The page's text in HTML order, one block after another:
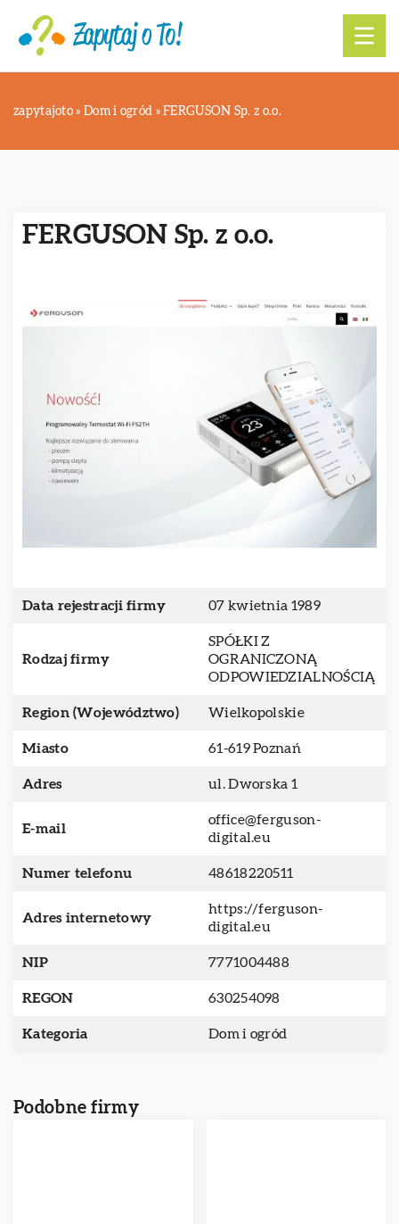
zapytajoto » Dom i ogród »FERGUSON Sp. z o.o.
FERGUSON Sp. z o.o.
Data rejestracji firmy 07 kwietnia 1989
Rodzaj firmy
SPÓŁKI Z
OGRANICZONĄ
ODPOWIEDZIALNOŚCIĄ
Region (Województwo) Wielkopolskie
Miasto 61-619 Poznań
Adres ul. Dworska 1
E-mail
office@ferguson-
digital.eu
Numer telefonu 48618220511
Adres internetowy
https://ferguson-
digital.eu
NIP 7771004488
REGON 630254098
Kategoria Dom i ogród
Podobne firmy